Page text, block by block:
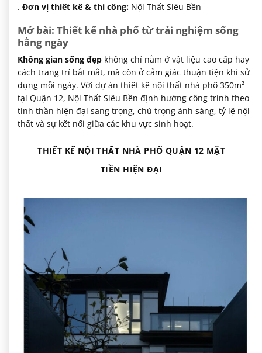
. Đơn vị thiết kế & thi công: Nội Thất Siêu Bền
Mở bài: Thiết kế nhà phố từ trải nghiệm sống
hằng ngày
Không gian sống đẹp không chỉ nằm ở vật liệu cao cấp hay
cách trang trí bắt mắt, mà còn ở cảm giác thuận tiện khi sử
dụng mỗi ngày. Với dự án thiết kế nội thất nhà phố 350m²
tại Quận 12, Nội Thất Siêu Bền định hướng công trình theo
tinh thần hiện đại sang trọng, chú trọng ánh sáng, tỷ lệ nội
thất và sự kết nối giữa các khu vực sinh hoạt.
THIẾT KẾ NỘI THẤT NHÀ PHỐ QUẬN 12 MẶT
TIỀN HIỆN ĐẠI